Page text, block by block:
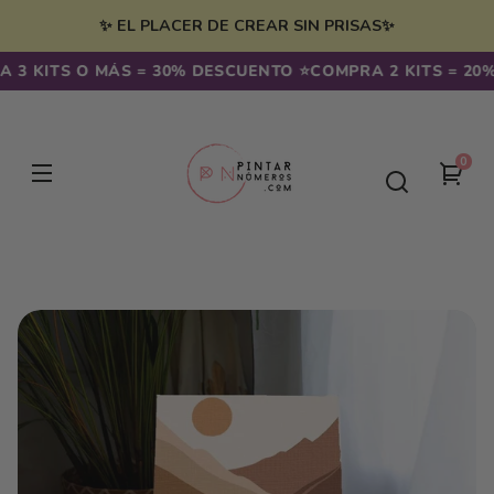
✨ EL PLACER DE CREAR SIN PRISAS✨
KITS O MÁS = 30% DESCUENTO ⭐️COMPRA 2 KITS = 20%
Tu
00
directamente
a la
información
del producto